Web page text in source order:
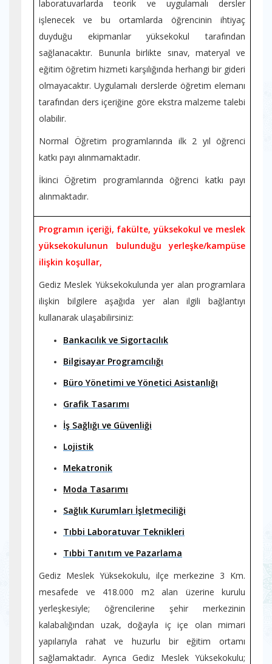
laboratuvarlarda teorik ve uygulamalı dersler
işlenecek ve bu ortamlarda öğrencinin ihtiyaç
duyduğu ekipmanlar yüksekokul tarafından
sağlanacaktır. Bununla birlikte sınav, materyal ve
eğitim öğretim hizmeti karşılığında herhangi bir gideri
olmayacaktır. Uygulamalı derslerde öğretim elemanı
tarafından ders içeriğine göre ekstra malzeme talebi
olabilir.
Normal Öğretim programlarında ilk 2 yıl öğrenci
katkı payı alınmamaktadır.
İkinci Öğretim programlarında öğrenci katkı payı
alınmaktadır.
Programın içeriği, fakülte, yüksekokul ve meslek
yüksekokulunun bulunduğu yerleşke/kampüse
ilişkin koşullar,
Gediz Meslek Yüksekokulunda yer alan programlara
ilişkin bilgilere aşağıda yer alan ilgili bağlantıyı
kullanarak ulaşabilirsiniz:
Bankacılık ve Sigortacılık
Bilgisayar Programcılığı
Büro Yönetimi ve Yönetici Asistanlığı
Grafik Tasarımı
İş Sağlığı ve Güvenliği
Lojistik
Mekatronik
Moda Tasarımı
Sağlık Kurumları İşletmeciliği
Tıbbi Laboratuvar Teknikleri
Tıbbi Tanıtım ve Pazarlama
Gediz Meslek Yüksekokulu, ilçe merkezine 3 Km.
mesafede ve 418.000 m2 alan üzerine kurulu
yerleşkesiyle; öğrencilerine şehir merkezinin
kalabalığından uzak, doğayla iç içe olan mimari
yapılarıyla rahat ve huzurlu bir eğitim ortamı
sağlamaktadır. Ayrıca Gediz Meslek Yüksekokulu;